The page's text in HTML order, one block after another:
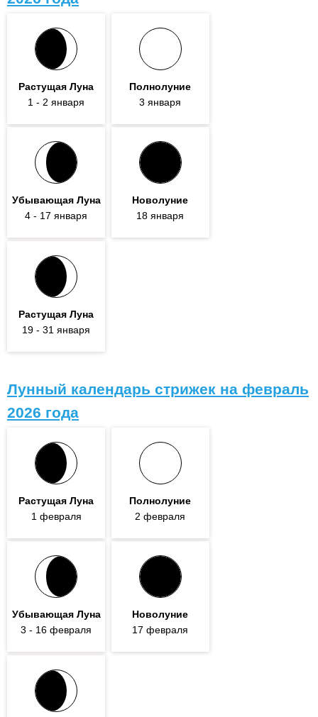
Растущая Луна
1 - 2 января
Полнолуние
3 января
Убывающая Луна
4 - 17 января
Новолуние
18 января
Растущая Луна
19 - 31 января
Лунный календарь стрижек на февраль
2026 года
Растущая Луна
1 февраля
Полнолуние
2 февраля
Убывающая Луна
3 - 16 февраля
Новолуние
17 февраля